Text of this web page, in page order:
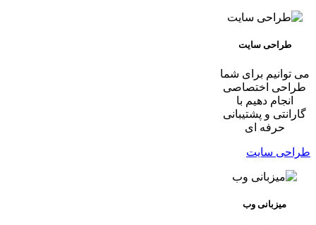
طراحی سایت
می توانیم برای شما
طراحی اختصاصی
انجام دهیم با
گارانتی و پشتیبانی
حرفه ای
طراحی سایت
میزبانی وب